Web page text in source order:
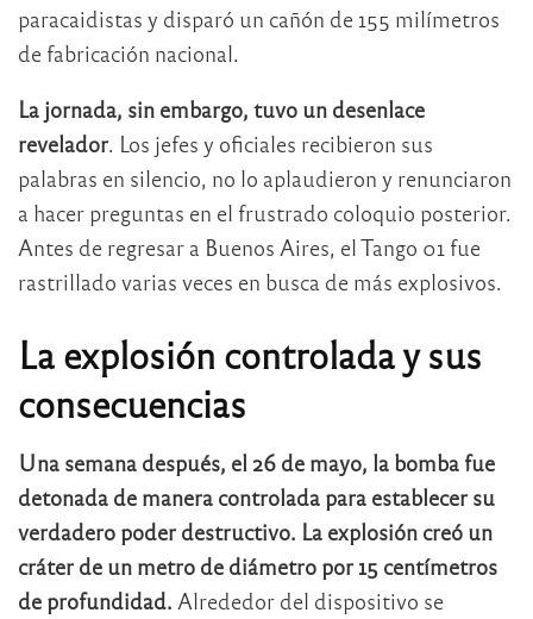
paracaidistas y disparó un cañón de 155 milímetros
de fabricación nacional.
La jornada, sin embargo, tuvo un desenlace
revelador. Los jefes y oficiales recibieron sus
palabras en silencio, no lo aplaudieron y renunciaron
a hacer preguntas en el frustrado coloquio posterior.
Antes de regresar a Buenos Aires, el Tango 01 fue
rastrillado varias veces en busca de más explosivos.
La explosión controlada y sus
consecuencias
Una semana después, el 26 de mayo, la bomba fue
detonada de manera controlada para establecer su
verdadero poder destructivo. La explosión creó un
cráter de un metro de diámetro por 15 centímetros
de profundidad. Alrededor del dispositivo se